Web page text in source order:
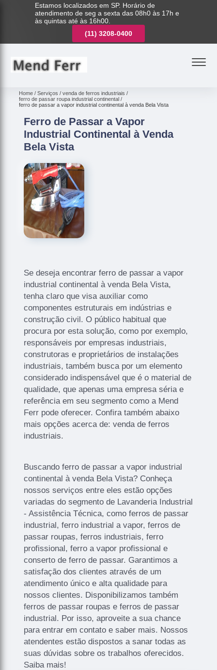
Estamos localizados em SP. Horário de
atendimento de seg a sexta das 08h0 às 17h e
às quintas até às 16h00.
(11)3208-0400
Home Serviços
venda de ferros industriais
ferro de passar roupa industrial continental
ferro de passar a vapor industrial continental à venda Bela Vista
Ferro de Passar a Vapor
Industrial Continental à Venda
Bela Vista
Se deseja encontrar ferro de passar a vapor
industrial continental à venda Bela Vista,
tenha claro que visa auxiliar como
componentes estruturais em indústrias e
construção civil. O público habitual que
procura por esta solução, como por exemplo,
responsáveis por empresas industriais,
construtoras e proprietários de instalações
industriais, também busca por um elemento
considerado indispensável que é o material de
qualidade, que apenas uma empresa séria e
referência em seu segmento como a Mend
Ferr pode oferecer. Confira também abaixo
mais opções acerca de: venda de ferros
industriais.
Buscando ferro de passar a vapor industrial
continental à venda Bela Vista? Conheça
nossos serviços entre eles estão opções
variadas do segmento de Lavanderia Industrial
- Assistência Técnica, como ferros de passar
industrial, ferro industrial a vapor, ferros de
passar roupas, ferros industriais, ferro
profissional, ferro a vapor profissional e
conserto de ferro de passar. Garantimos a
satisfação dos clientes através de um
atendimento único e alta qualidade para
nossos clientes. Disponibilizamos também
ferros de passar roupas e ferros de passar
industrial. Por isso, aproveite a sua chance
para entrar em contato e saber mais. Nossos
atendentes estão dispostos a sanar todas as
suas dúvidas sobre os trabalhos oferecidos.
Saiba mais!